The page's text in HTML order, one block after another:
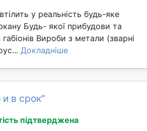
у реальність будь-яке
Будь- якої прибудови та
Вироби з метали (зварні
Докладніше
в срок"
підтверджена